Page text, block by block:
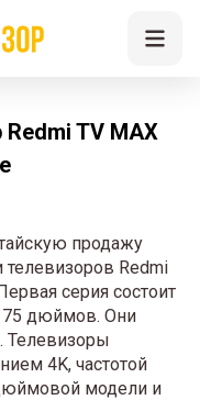
TV MAX
продажу
Redmi
серия состоит
75 дюймов. Они
Телевизоры
4K, частотой
модели и